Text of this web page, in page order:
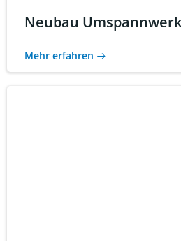
Neubau Umspannwerk
Mehr erfahren